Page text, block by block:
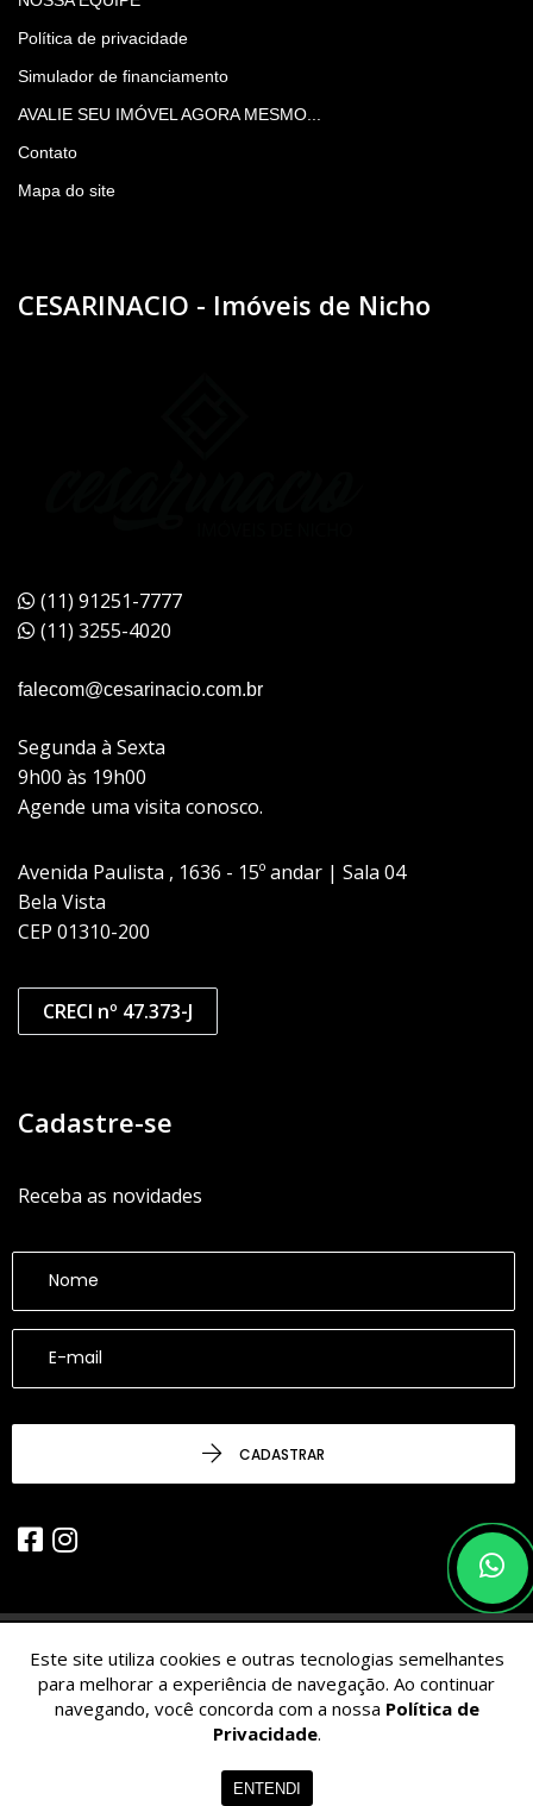
Política de privacidade
Simulador de financiamento
AVALIE SEU IMÓVEL AGORA MESMO...
Contato
Mapa do site
CESARINACIO - Imóveis de Nicho
(11) 91251-7777
(11) 3255-4020
falecom@cesarinacio.com.br
Segunda à Sexta
9h00 às 19h00
Agende uma visita conosco.
Avenida Paulista , 1636 - 15º andar | Sala 04
Bela Vista
CEP 01310-200
CRECI nº 47.373-J
Cadastre-se
Receba as novidades
CADASTRAR
© 2026 - CESARINACIO - Imóveis de Nicho - Todos os Direitos
Reservados.
Este site utiliza cookies e outras tecnologias semelhantes
para melhorar a experiência de navegação. Ao continuar
navegando, você concorda com a nossa Política de
Privacidade.
ENTENDI